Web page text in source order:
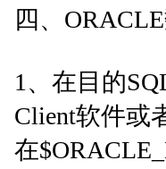
四、
1、在目的
Client软件或
在